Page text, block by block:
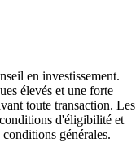
en investissement.
élevés et une forte
toute transaction. Les
conditions d'éligibilité et
générales.